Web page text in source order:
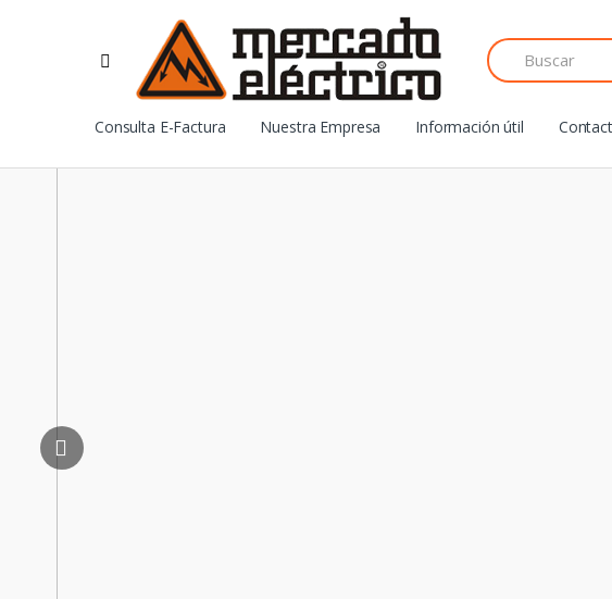
Search
for:
Consulta E-Factura Nuestra Empresa Información útil